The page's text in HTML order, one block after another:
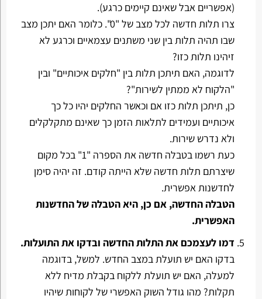
(אפשריים אבל שאינם קיימים כרגע).
צרו תלות חדשה לכל מצב של "0". כלומר האם יתכן מצב
שבו תהיה תלות בין שני משתנים עצמאיים וכרגע לא
זיהינו תלות כזו?
לדוגמה, האם תיתכן תלות בין "חלקים איכותיים" ובין
"הלקוח לא ממתין לשירות"?
כן, תיתכן תלות כזו אם וכאשר החלקים יהיו כל כך
איכותיים ועמידים לתלאות הזמן כך שאינם מתקלקלים
ולא נדרש שירות.
כעת רשמו בטבלה חדשה את הספרה "1" בכל מקום
שיצרתם תלות חדשה שלא הייתה קודם. זה יהיה סימן
לחדשנות אפשרית.
הטבלה החדשה, אם כן, היא הטבלה של החדשנות
האפשרית.
דמו לעצמכם את התלות החדשה ובדקו את התועלות.
בדקו האם יש תועלת במצב החדש. למשל, בדוגמה
למעלה, האם יש תועלת ללקוח בקבלת מדיח ללא
תקלות? מהו גודל השוק האפשרי של לקוחות שיהיו